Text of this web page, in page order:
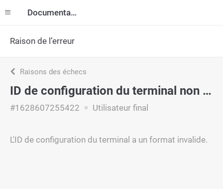
Documentation
Raison de l’erreur
Raisons des échecs
ID de configuration du terminal non valide
#1628607255422 Utilisateur final
L'ID de configuration du terminal a un format invalide.